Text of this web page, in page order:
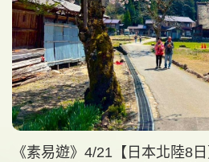
《素易遊》4/21【日本北陸8